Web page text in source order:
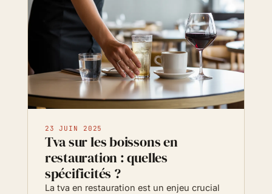
23 JUIN 2025
Tva sur les boissons en
restauration : quelles
spécificités ?
La tva en restauration est un enjeu crucial